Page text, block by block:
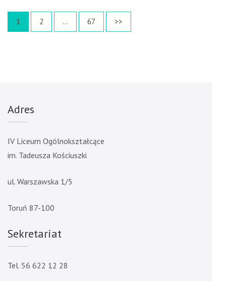
Stronicowanie
wpisów
Page
1 Page
2 … Page
67 >>
Adres
IV Liceum Ogólnokształcące
im. Tadeusza Kościuszki
ul. Warszawska 1/5
Toruń 87-100
Sekretariat
Tel. 56 622 12 28